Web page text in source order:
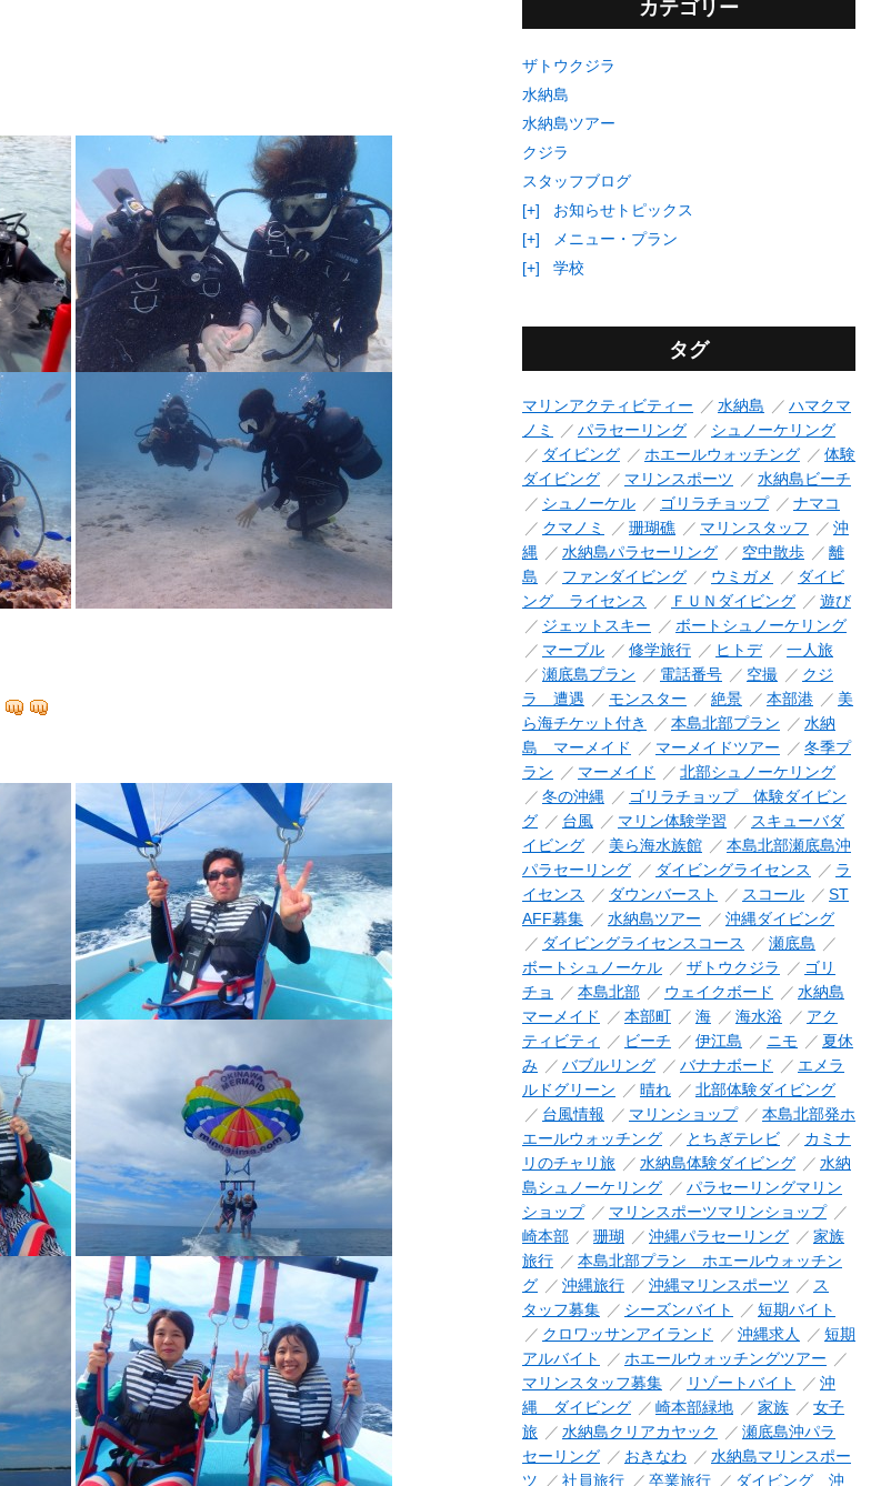
カテゴリー
ザトウクジラ
水納島
水納島ツアー
クジラ
スタッフブログ
[+]
お知らせトピックス
[+]
メニュー・プラン
[+]
学校
タグ
マリンアクティビティー 水納島
ハマクマ
ノミ
パラセーリング
シュノーケリング
ダイビング
ホエールウォッチング
体験
ダイビング
マリンスポーツ
水納島ビーチ
シュノーケル
ゴリラチョップ
ナマコ
クマノミ
珊瑚礁 マリンスタッフ
沖
縄
水納島パラセーリング 空中散歩
離
島
ファンダイビング ウミガメ
ダイビ
ング ライセンス
ＦＵＮダイビング
遊び
ジェットスキー
ボートシュノーケリング
マーブル
修学旅行 ヒトデ
一人旅
瀬底島プラン
電話番号 空撮
クジ
ラ 遭遇
モンスター 絶景 本部港
美
ら海チケット付き
本島北部プラン
水納
島 マーメイド
マーメイドツアー
冬季プ
ラン
マーメイド
北部シュノーケリング
冬の沖縄
ゴリラチョップ 体験ダイビン
グ
台風 マリン体験学習
スキューバダ
イビング
美ら海水族館
本島北部瀬底島沖
パラセーリング
ダイビングライセンス
ラ
イセンス
ダウンバースト スコール
ST
AFF募集
水納島ツアー
沖縄ダイビング
ダイビングライセンスコース
瀬底島
ボートシュノーケル
ザトウクジラ
ゴリ
チョ
本島北部 ウェイクボード
水納島
マーメイド
本部町 海 海水浴
アク
ティビティ
ビーチ 伊江島 ニモ
夏休
み
バブルリング バナナボード
エメラ
ルドグリーン
晴れ
北部体験ダイビング
台風情報
マリンショップ
本島北部発ホ
エールウォッチング
とちぎテレビ
カミナ
リのチャリ旅
水納島体験ダイビング
水納
島シュノーケリング
パラセーリングマリン
ショップ
マリンスポーツマリンショップ
崎本部
珊瑚 沖縄パラセーリング
家族
旅行
本島北部プラン ホエールウォッチン
グ
沖縄旅行 沖縄マリンスポーツ
ス
タッフ募集
シーズンバイト
短期バイト
クロワッサンアイランド
沖縄求人
短期
アルバイト
ホエールウォッチングツアー
マリンスタッフ募集
リゾートバイト
沖
縄 ダイビング
崎本部緑地 家族
女子
旅
水納島クリアカヤック
瀬底島沖パラ
セーリング
おきなわ
水納島マリンスポー
ツ
社員旅行 卒業旅行 ダイビング 沖